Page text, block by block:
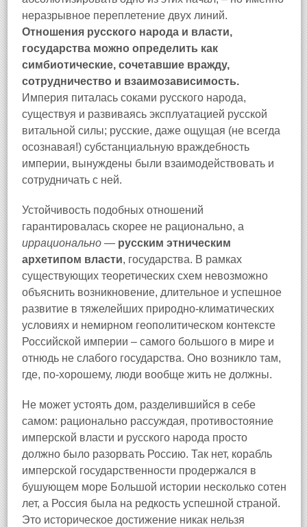
неразрывное переплетение двух линий.
Отношения русского народа и власти,
государства можно определить как
симбиотические, сочетавшие вражду,
сотрудничество и взаимозависимость.
Империя питалась соками русского народа,
существуя и развиваясь эксплуатацией русской
витальной силы; русские, даже ощущая (не всегда
осознавая!) субстанциальную враждебность
империи, вынуждены были взаимодействовать и
сотрудничать с ней.
Устойчивость подобных отношений
гарантировалась скорее не рационально, а
иррационально — русским этническим
архетипом власти, государства. В рамках
существующих теоретических схем невозможно
объяснить возникновение, длительное и успешное
развитие в тяжелейших природно-климатических
условиях и немирном геополитическом контексте
Российской империи – самого большого в мире и
отнюдь не слабого государства. Оно возникло там,
где, по-хорошему, люди вообще жить не должны.
Не может устоять дом, разделившийся в себе
самом: рационально рассуждая, противостояние
имперской власти и русского народа просто
должно было разорвать Россию. Так нет, корабль
имперской государственности продержался в
бушующем море Большой истории несколько сотен
лет, а Россия была на редкость успешной страной.
Это историческое достижение никак нельзя